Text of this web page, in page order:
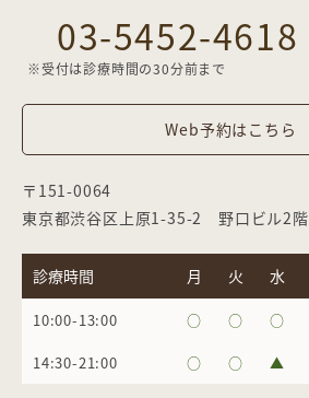
03-5452-4618
※受付は診療時間の30分前まで
Web予約はこちら
〒151-0064
東京都渋谷区上原1-35-2 野口ビル2階
診療時間 月 火 水
10:00-13:00 ○ ○ ○
14:30-21:00 ○ ○ ▲